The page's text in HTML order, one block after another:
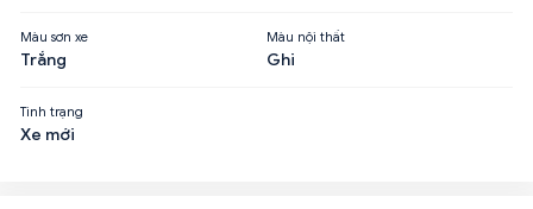
Màu sơn xe
Trắng
Màu nội thất
Ghi
Tình trạng
Xe mới